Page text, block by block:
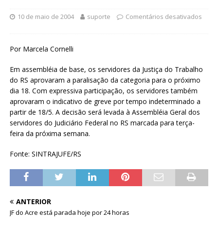
10 de maio de 2004 suporte Comentários desativados
Por Marcela Cornelli
Em assembléia de base, os servidores da Justiça do Trabalho
do RS aprovaram a paralisação da categoria para o próximo
dia 18. Com expressiva participação, os servidores também
aprovaram o indicativo de greve por tempo indeterminado a
partir de 18/5. A decisão será levada à Assembléia Geral dos
servidores do Judiciário Federal no RS marcada para terça-
feira da próxima semana.
Fonte: SINTRAJUFE/RS
ANTERIOR
JF do Acre está parada hoje por 24 horas